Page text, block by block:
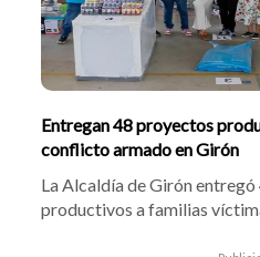
¡No paran de
Entregan 48 proyectos
conflicto armado en Girón
La Alcaldía de Girón
productivos a familias